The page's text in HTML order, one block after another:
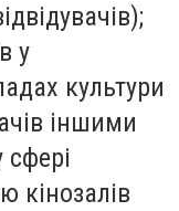
у
культури
іншими
сфері
кінозалів